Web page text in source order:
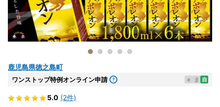
鹿児島県徳之島町
ワンストップ特例オンライン申請 e ま 自
5.0 (2件)